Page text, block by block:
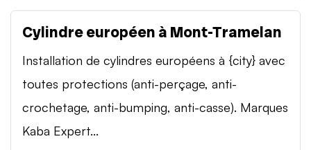
Cylindre européen à Mont-Tramelan
Installation de cylindres européens à {city} avec
toutes protections (anti-perçage, anti-
crochetage, anti-bumping, anti-casse). Marques
Kaba Expert...